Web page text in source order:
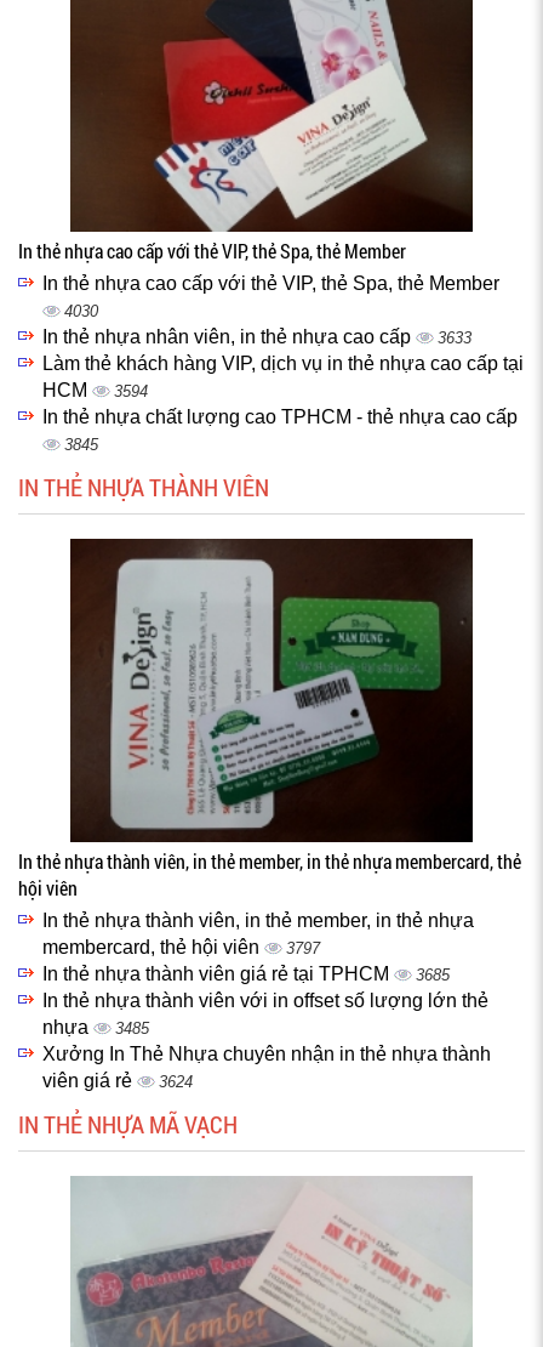
In thẻ nhựa cao cấp với thẻ VIP, thẻ Spa, thẻ Member
In thẻ nhựa cao cấp với thẻ VIP, thẻ Spa, thẻ Member
4030
In thẻ nhựa nhân viên, in thẻ nhựa cao cấp 3633
Làm thẻ khách hàng VIP, dịch vụ in thẻ nhựa cao cấp tại
HCM
3594
In thẻ nhựa chất lượng cao TPHCM - thẻ nhựa cao cấp
3845
IN THẺ NHỰA THÀNH VIÊN
In thẻ nhựa thành viên, in thẻ member, in thẻ nhựa membercard, thẻ
hội viên
In thẻ nhựa thành viên, in thẻ member, in thẻ nhựa
membercard, thẻ hội viên
3797
In thẻ nhựa thành viên giá rẻ tại TPHCM 3685
In thẻ nhựa thành viên với in offset số lượng lớn thẻ
nhựa
3485
Xưởng In Thẻ Nhựa chuyên nhận in thẻ nhựa thành
viên giá rẻ
3624
IN THẺ NHỰA MÃ VẠCH